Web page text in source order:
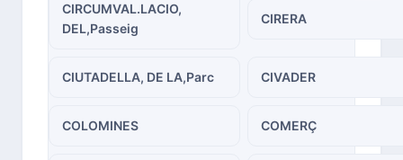
CIRCUMVAL.LACIO,
DEL,Passeig
CIRERA
CIUTADELLA, DE LA,Parc CIVADER
COLOMINES COMERÇ